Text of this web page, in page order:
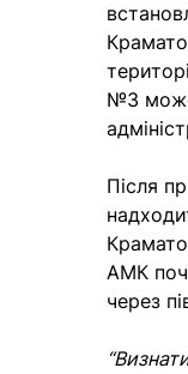
№3 може
Після
АМК
через